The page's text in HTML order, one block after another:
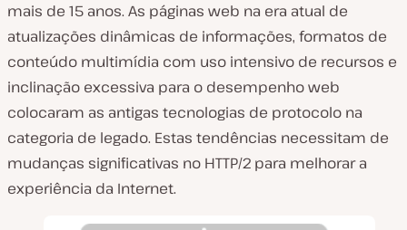
mais de 15 anos. As páginas web na era atual de
atualizações dinâmicas de informações, formatos de
conteúdo multimídia com uso intensivo de recursos e
inclinação excessiva para o desempenho web
colocaram as antigas tecnologias de protocolo na
categoria de legado. Estas tendências necessitam de
mudanças significativas no HTTP/2 para melhorar a
experiência da Internet.